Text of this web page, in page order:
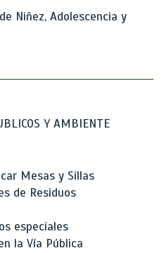
Niñez, Adolescencia y
Y AMBIENTE
Mesas y Sillas
de Residuos
especiales
la Vía Pública